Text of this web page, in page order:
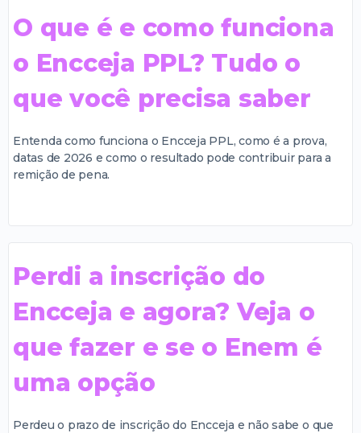
O que é e como funciona
o Encceja PPL? Tudo o
que você precisa saber
Entenda como funciona o Encceja PPL, como é a prova,
datas de 2026 e como o resultado pode contribuir para a
remição de pena.
Perdi a inscrição do
Encceja e agora? Veja o
que fazer e se o Enem é
uma opção
Perdeu o prazo de inscrição do Encceja e não sabe o que